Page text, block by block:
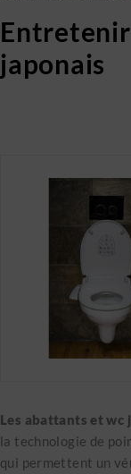
japonais
Les abattants et wc
la technologie de
qui permettent un